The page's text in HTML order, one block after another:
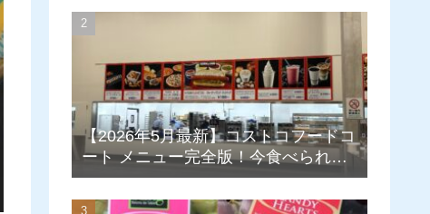
グ！
【2026年5月最新】コストコフードコ
ート メニュー完全版！今食べられる
もの、過去の人気メニューも写真付
きで徹底解説！